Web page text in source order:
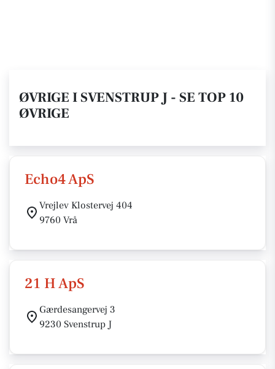
ØVRIGE I SVENSTRUP J - SE TOP 10
ØVRIGE
Echo4 ApS
Vrejlev Klostervej 404
9760 Vrå
21 H ApS
Gærdesangervej 3
9230 Svenstrup J